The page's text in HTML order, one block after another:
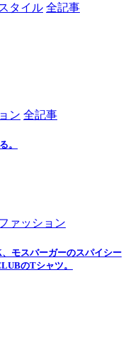
スタイル 全記事
ン 全記事
。
ァッション
モスバーガーのスパイシー
のTシャツ。